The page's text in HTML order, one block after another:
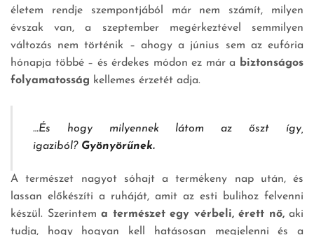
életem rendje szempontjából már nem számít, milyen
évszak van, a szeptember megérkeztével semmilyen
változás nem történik – ahogy a június sem az eufória
hónapja többé – és érdekes módon ez már a
biztonságos
folyamatosság kellemes érzetét adja.
…És hogy milyennek látom az őszt így,
igaziból? Gyönyörűnek.
A természet nagyot sóhajt a termékeny nap után, és
lassan előkészíti a ruháját, amit az esti bulihoz felvenni
készül. Szerintem a természet egy vérbeli, érett nő,aki
tudja, hogy hogyan kell hatásosan megjelenni és a